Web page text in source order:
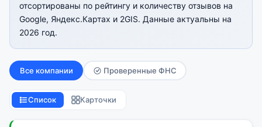
отсортированы по рейтингу и количеству отзывов на
Google, Яндекс.Картах и 2GIS. Данные актуальны на
2026 год.
Все компании Проверенные ФНС
Список Карточки